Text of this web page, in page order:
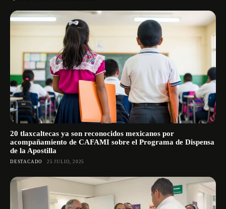
20 tlaxcaltecas ya son reconocidos mexicanos por
acompañamiento de CAFAMI sobre el Programa de Dispensa
de la Apostilla
DESTACADO 25 JULIO, 2025